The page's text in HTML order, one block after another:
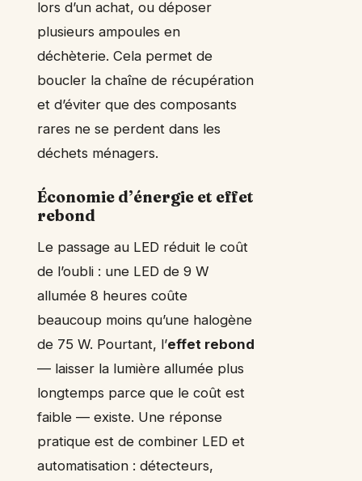
lors d’un achat, ou déposer
plusieurs ampoules en
déchèterie. Cela permet de
boucler la chaîne de récupération
et d’éviter que des composants
rares ne se perdent dans les
déchets ménagers.
Économie d’énergie et effet
rebond
Le passage au LED réduit le coût
de l’oubli : une LED de 9 W
allumée 8 heures coûte
beaucoup moins qu’une halogène
de 75 W. Pourtant, l’effet rebond
— laisser la lumière allumée plus
longtemps parce que le coût est
faible — existe. Une réponse
pratique est de combiner LED et
automatisation : détecteurs,